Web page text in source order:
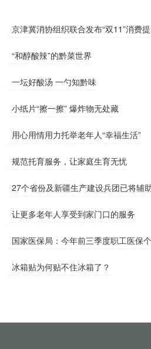
京津冀消协组织联合发布“双11”消费
“和醇酸辣”的黔菜世界
一坛好酸汤 一勺知黔味
小纸片“擦一擦” 爆炸物无处藏
用心用情用力托举老年人“幸福生活”
规范托育服务，让家庭生育无忧
27个省份及新疆生产建设兵团已将辅
让更多老年人享受到家门口的服务
国家医保局：今年前三季度职工医保
冰箱贴为何贴不住冰箱了？